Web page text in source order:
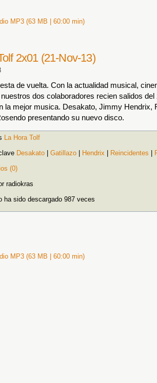
MP3 (63 MB | 60:00 min)
2x01 (21-Nov-13)
de vuelta. Con la actualidad musical,
dos colaboradores recien salidos
la mejor musica. Desakato, Jimmy Hendrix,
presentando su nuevo disco.
La Hora Tolf
Desakato Gatillazo Hendrix Reincidentes
(0)
radiokras
ha sido descargado 987 veces
MP3 (63 MB | 60:00 min)